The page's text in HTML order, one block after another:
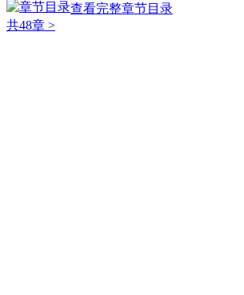
查看完整章节目录
共48章 >